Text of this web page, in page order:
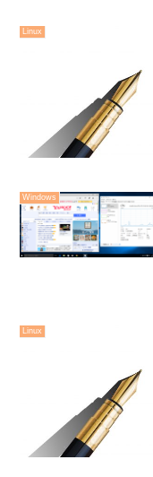
Linux
Windows
Linux